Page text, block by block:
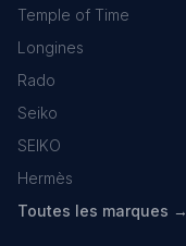
Temple of Time
Longines
Rado
Seiko
SEIKO
Hermès
Toutes les marques →